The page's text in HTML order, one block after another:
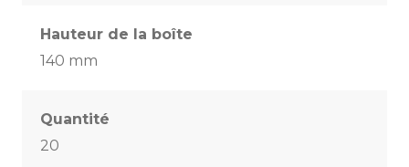
Hauteur de la boîte
140 mm
Quantité
20